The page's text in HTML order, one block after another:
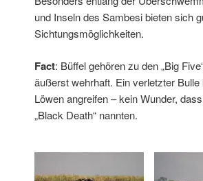
und Inseln des Sambesi bieten sich
Sichtungsmöglichkeiten.
Fact: Büffel gehören zu den „Big
äußerst wehrhaft. Ein verletzter
Löwen angreifen – kein Wunder,
„Black Death“ nannten.